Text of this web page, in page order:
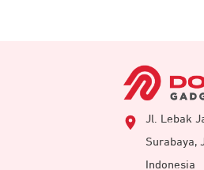
Jl. Lebak
Surabaya,
Indonesia